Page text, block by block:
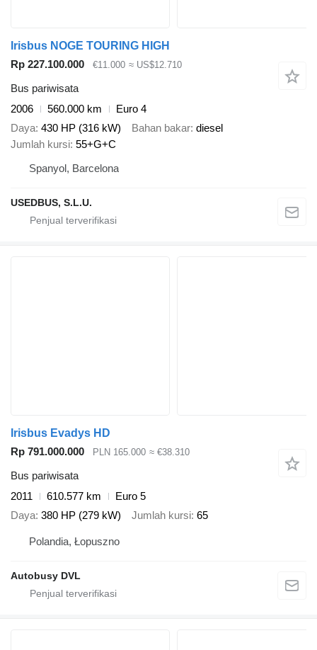
Irisbus NOGE TOURING HIGH
Rp 227.100.000
€11.000 ≈ US$12.710
Bus pariwisata
2006
560.000 km
Euro 4
Daya 430 HP (316 kW) Bahan bakar diesel
Jumlah kursi 55+G+C
Spanyol, Barcelona
USEDBUS, S.L.U.
Irisbus Evadys HD
Rp 791.000.000
PLN 165.000 ≈ €38.310
Bus pariwisata
2011
610.577 km
Euro 5
Daya 380 HP (279 kW) Jumlah kursi 65
Polandia, Łopuszno
Autobusy DVL